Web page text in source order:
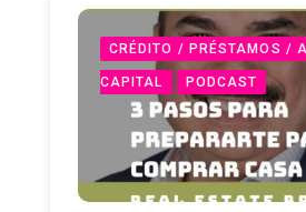
CRÉDITO / PRÉSTAMOS /
CAPITAL PODCAST